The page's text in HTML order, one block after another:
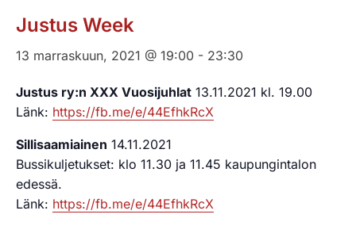
Justus Week
13 marraskuun, 2021 @ 19:00 - 23:30
Justus ry:n XXX Vuosijuhlat 13.11.2021 kl. 19.00
Länk: https://fb.me/e/44EfhkRcX
Sillisaamiainen 14.11.2021
Bussikuljetukset: klo 11.30 ja 11.45 kaupungintalon
edessä.
Länk: https://fb.me/e/44EfhkRcX